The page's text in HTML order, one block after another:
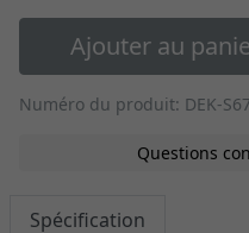
Ajouter au
Numéro du produit: DEK-
Questions
Spécification